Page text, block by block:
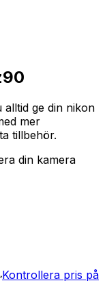
ge din nikon
mer
tillbehör.
din kamera
Kontrollera pris på